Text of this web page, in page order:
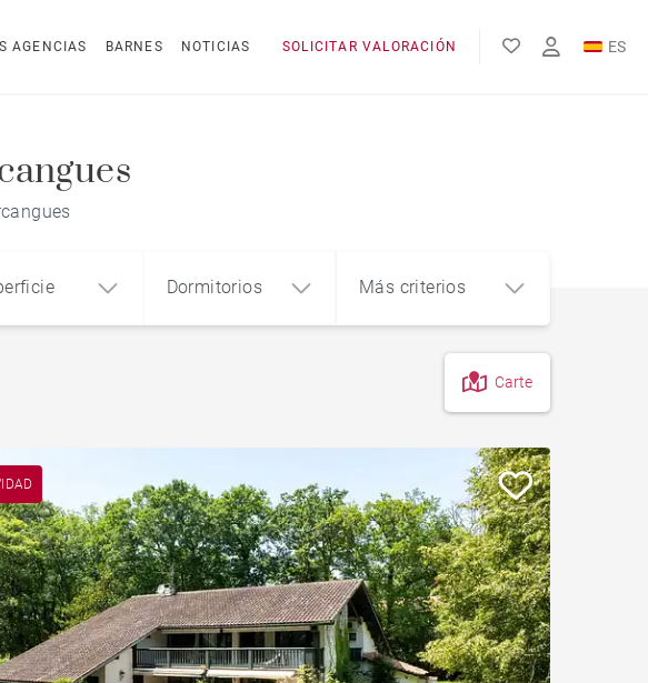
AGENCIAS BARNES NOTICIAS SOLICITAR VALORACIÓN ES
EN
Dormitorios Más criterios
vistas al mar Piso con terraza
Jardin
piscina Moderno contemporáneo
Casa con vistas a la montaña
Plage à pied
Carte